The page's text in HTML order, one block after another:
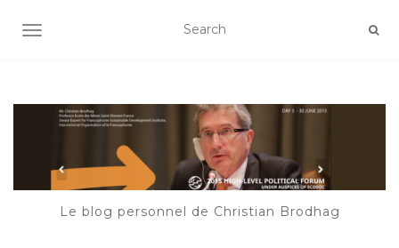
AFFICHER/MASQUER LA NAVIGATION
Le blog personnel de Christian Brodhag